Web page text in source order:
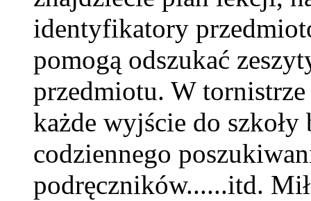
identyfikatory
pomogą odszukać
przedmiotu. W
każde wyjście do
codziennego
podręczników......itd.